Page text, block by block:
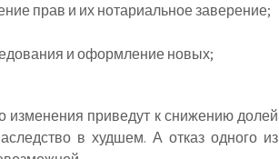
прав и их нотариальное заверение;
и оформление новых;
изменения приведут к снижению долей
в худшем. А отказ одного из